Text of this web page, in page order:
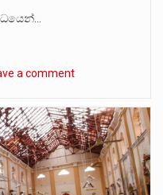
a comment